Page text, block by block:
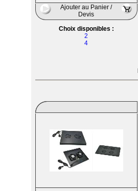
Ajouter au Panier /
Devis
Choix disponibles :
2
4